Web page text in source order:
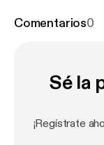
Comentarios0
Sé la
¡Regístrate